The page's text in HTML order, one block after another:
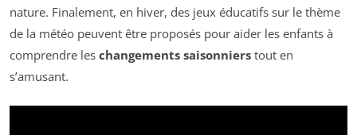
nature. Finalement, en hiver, des jeux éducatifs sur le thème
de la météo peuvent être proposés pour aider les enfants à
comprendre les changements saisonniers tout en
s’amusant.